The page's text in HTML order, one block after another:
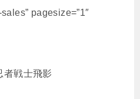
pagesize=”1″
者戦士飛影